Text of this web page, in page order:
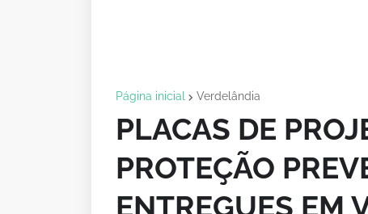
Página inicial Verdelândia
PLACAS DE
PROTEÇÃO
ENTREGUES EM